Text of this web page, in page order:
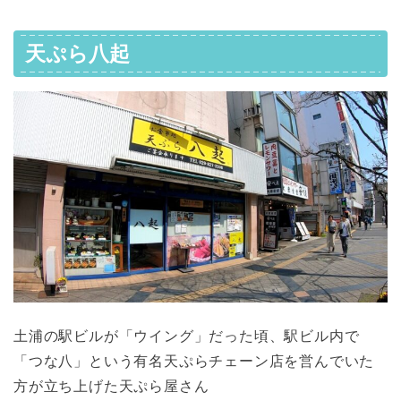
天ぷら八起
土浦の駅ビルが「ウイング」だった頃、駅ビル内で
「つな八」という有名天ぷらチェーン店を営んでいた
方が立ち上げた天ぷら屋さん